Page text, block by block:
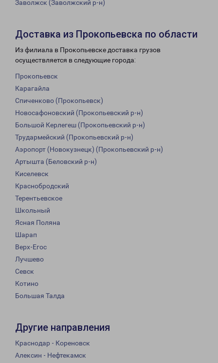
Заволжск (Заволжский р-н)
Доставка из Прокопьевска по области
Из филиала в Прокопьевске доставка грузов
осуществляется в следующие города:
Прокопьевск
Карагайла
Спиченково (Прокопьевск)
Новосафоновский (Прокопьевский р-н)
Большой Керлегеш (Прокопьевский р-н)
Трудармейский (Прокопьевский р-н)
Аэропорт (Новокузнецк) (Прокопьевский р-н)
Артышта (Беловский р-н)
Киселевск
Краснобродский
Терентьевское
Школьный
Ясная Поляна
Шарап
Верх-Егос
Лучшево
Севск
Котино
Большая Талда
Другие направления
Краснодар - Кореновск
Алексин - Нефтекамск